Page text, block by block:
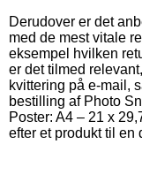
Derudover er det
med de mest vitale
eksempel hvilken
er det tilmed
kvittering på e-mail,
bestilling af Photo
Poster: A4 – 21 x
efter et produkt til en